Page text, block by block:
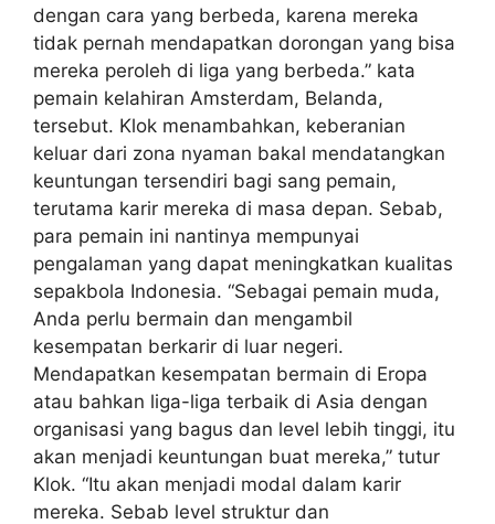
dengan cara yang berbeda, karena mereka
tidak pernah mendapatkan dorongan yang bisa
mereka peroleh di liga yang berbeda.” kata
pemain kelahiran Amsterdam, Belanda,
tersebut. Klok menambahkan, keberanian
keluar dari zona nyaman bakal mendatangkan
keuntungan tersendiri bagi sang pemain,
terutama karir mereka di masa depan. Sebab,
para pemain ini nantinya mempunyai
pengalaman yang dapat meningkatkan kualitas
sepakbola Indonesia. “Sebagai pemain muda,
Anda perlu bermain dan mengambil
kesempatan berkarir di luar negeri.
Mendapatkan kesempatan bermain di Eropa
atau bahkan liga-liga terbaik di Asia dengan
organisasi yang bagus dan level lebih tinggi, itu
akan menjadi keuntungan buat mereka,” tutur
Klok. “Itu akan menjadi modal dalam karir
mereka. Sebab level struktur dan